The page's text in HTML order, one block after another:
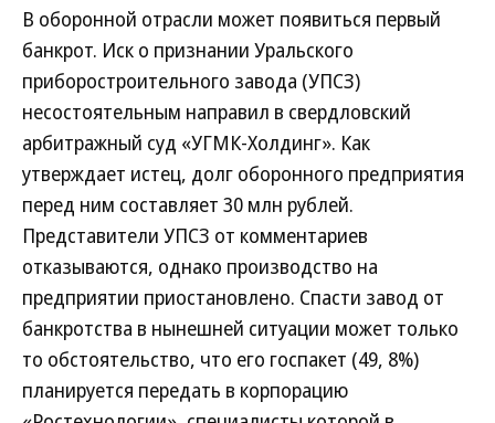
В оборонной отрасли может появиться первый
банкрот. Иск о признании Уральского
приборостроительного завода (УПСЗ)
несостоятельным направил в свердловский
арбитражный суд «УГМК-Холдинг». Как
утверждает истец, долг оборонного предприятия
перед ним составляет 30 млн рублей.
Представители УПСЗ от комментариев
отказываются, однако производство на
предприятии приостановлено. Спасти завод от
банкротства в нынешней ситуации может только
то обстоятельство, что его госпакет (49, 8%)
планируется передать в корпорацию